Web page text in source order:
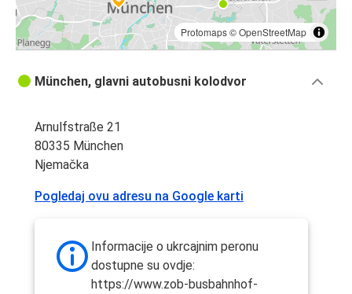
Protomaps©OpenStreetMap
München, glavni autobusni kolodvor
Arnulfstraße 21
80335 München
Njemačka
Pogledaj ovu adresu na Google karti
Informacije o ukrcajnim peronu
dostupne su ovdje:
https://www.zob-busbahnhof-